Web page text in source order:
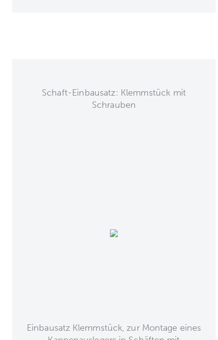
Schaft-Einbausatz: Klemmstück mit
Schrauben
Einbausatz Klemmstück, zur Montage eines